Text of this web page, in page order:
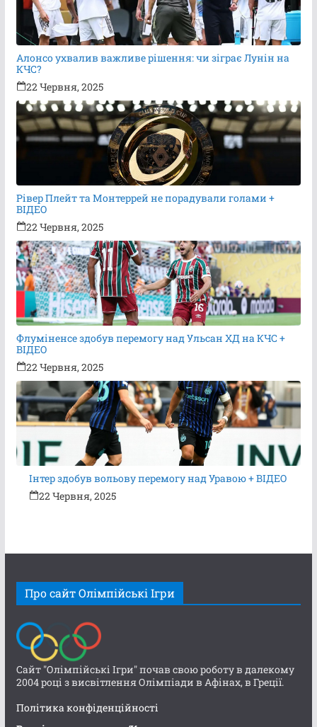
Алонсо ухвалив важливе рішення: чи зіграє Лунін на
КЧС?
22 Червня, 2025
Рівер Плейт та Монтеррей не порадували голами +
ВІДЕО
22 Червня, 2025
Флуміненсе здобув перемогу над Ульсан ХД на КЧС +
ВІДЕО
22 Червня, 2025
Інтер здобув вольову перемогу над Уравою + ВІДЕО
22 Червня, 2025
Про сайт Олімпійські Ігри
Сайт "Олімпійські Ігри" почав свою роботу в далекому
2004 році з висвітлення Олімпіади в Афінах, в Греції.
Політика конфіденційності